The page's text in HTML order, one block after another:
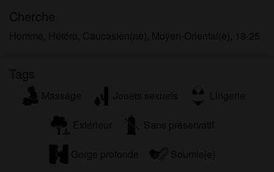
Cherche
Homme, Hétéro, Caucasien(ne), Moyen-Oriental(e), 18-25
Tags
Massage Jouets sexuels Lingerie
Extérieur Sans préservatif
Gorge profonde Soumis(e)